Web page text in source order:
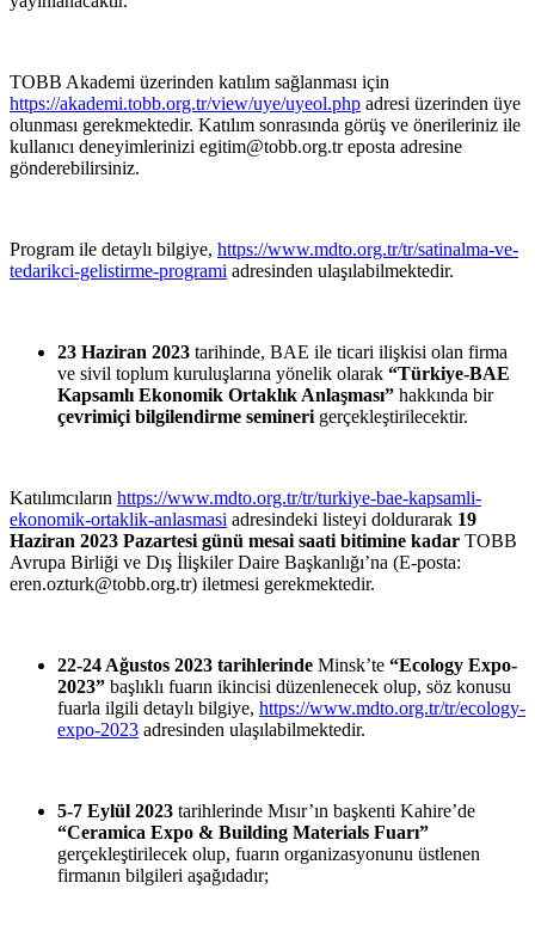
TOBB Akademi üzerinden katılım sağlanması için
https://akademi.tobb.org.tr/view/uye/uyeol.php adresi üzerinden üye
olunması gerekmektedir. Katılım sonrasında görüş ve önerileriniz ile
kullanıcı deneyimlerinizi egitim@tobb.org.tr eposta adresine
gönderebilirsiniz.
Program ile detaylı bilgiye, https://www.mdto.org.tr/tr/satinalma-ve-
tedarikci-gelistirme-programi adresinden ulaşılabilmektedir.
23 Haziran 2023 tarihinde, BAE ile ticari ilişkisi olan firma
ve sivil toplum kuruluşlarına yönelik olarak “Türkiye-BAE
Kapsamlı Ekonomik Ortaklık Anlaşması” hakkında bir
çevrimiçi bilgilendirme semineri gerçekleştirilecektir.
Katılımcıların https://www.mdto.org.tr/tr/turkiye-bae-kapsamli-
ekonomik-ortaklik-anlasmasi adresindeki listeyi doldurarak 19
Haziran 2023 Pazartesi günü mesai saati bitimine kadar TOBB
Avrupa Birliği ve Dış İlişkilerDaire Başkanlığı’na (E-posta:
eren.ozturk@tobb.org.tr) iletmesi gerekmektedir.
22-24 Ağustos 2023 tarihlerinde Minsk’te “Ecology Expo-
2023” başlıklı fuarın ikincisi düzenlenecek olup, söz konusu
fuarla ilgili detaylı bilgiye, https://www.mdto.org.tr/tr/ecology-
expo-2023 adresinden ulaşılabilmektedir.
5-7 Eylül 2023 tarihlerinde Mısır’ın başkenti Kahire’de
“Ceramica Expo & Building Materials Fuarı”
gerçekleştirilecek olup, fuarın organizasyonunu üstlenen
firmanın bilgileri aşağıdadır;